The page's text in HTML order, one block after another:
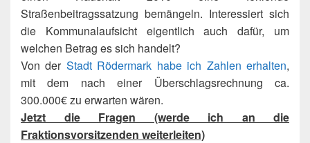
Straßenbeitragssatzung bemängeln. Interessiert sich
die Kommunalaufsicht eigentlich auch dafür, um
welchen Betrag es sich handelt?
Von der Stadt Rödermark habe ich Zahlen erhalten,
mit dem nach einer Überschlagsrechnung ca.
300.000€ zu erwarten wären.
Jetzt die Fragen (werde ich an die
Fraktionsvorsitzenden weiterleiten)